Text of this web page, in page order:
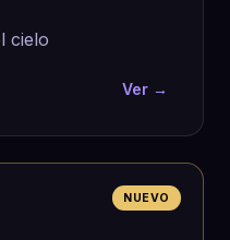
cielo
Ver →
NUEVO